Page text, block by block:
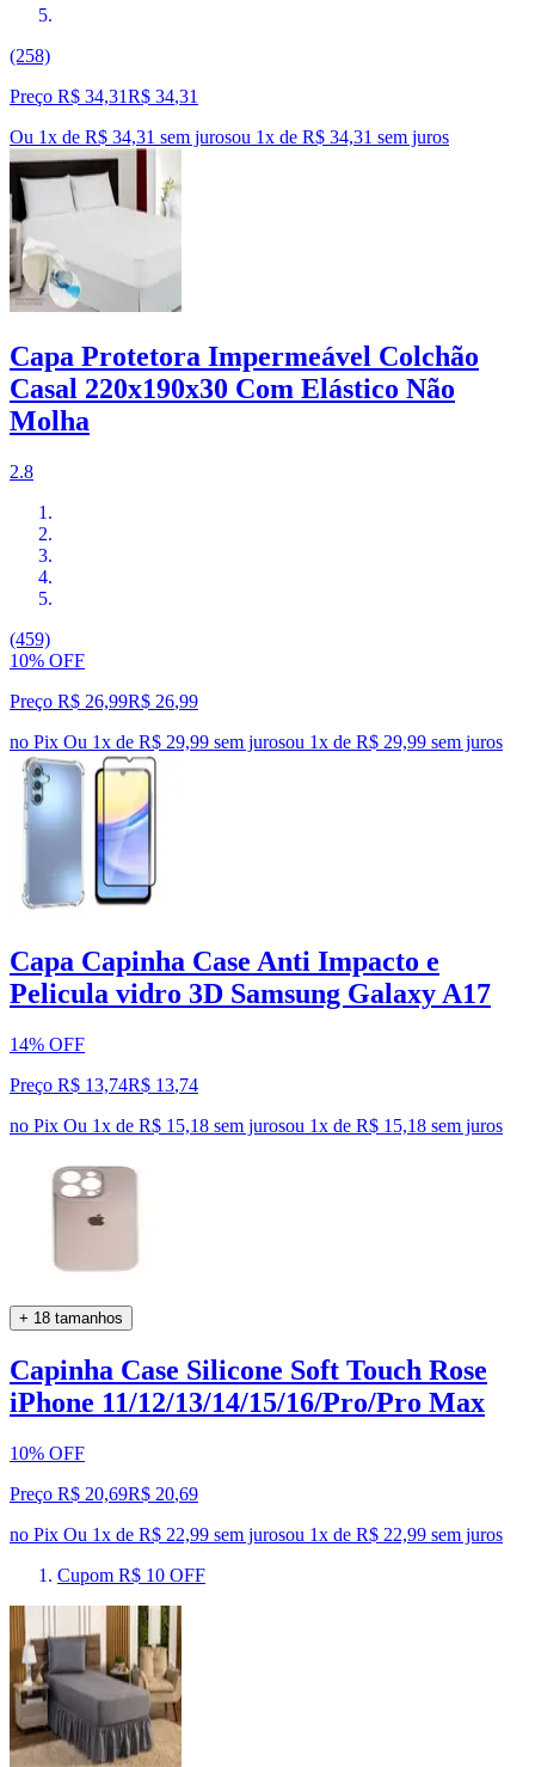
(258)
Preço R$ 34,31R$ 34,31
Ou 1x de R$ 34,31 sem jurosou 1x de R$ 34,31 sem juros
Capa Protetora Impermeável Colchão
Casal 220x190x30 Com Elástico Não
Molha
2.8
(459)
10% OFF
Preço R$ 26,99R$ 26,99
no Pix Ou 1x de R$ 29,99 sem jurosou 1x de R$ 29,99 sem juros
Capa Capinha Case Anti Impacto e
Pelicula vidro 3D Samsung Galaxy A17
14% OFF
Preço R$ 13,74R$ 13,74
no Pix Ou 1x de R$ 15,18 sem jurosou 1x de R$ 15,18 sem juros
+ 18 tamanhos
Capinha Case Silicone Soft Touch Rose
iPhone 11/12/13/14/15/16/Pro/Pro Max
10% OFF
Preço R$ 20,69R$ 20,69
no Pix Ou 1x de R$ 22,99 sem jurosou 1x de R$ 22,99 sem juros
Cupom R$ 10 OFF